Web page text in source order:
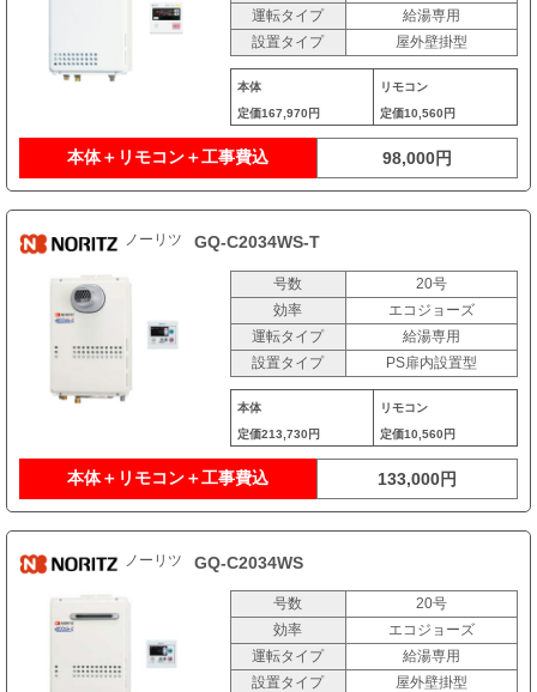
運転タイプ
給湯専用
設置タイプ
屋外壁掛型
本体
定価167,970円
リモコン
定価10,560円
本体＋リモコン＋工事費込 98,000円
ノーリツ GQ-C2034WS-T
号数
20号
効率
エコジョーズ
運転タイプ
給湯専用
設置タイプ
PS扉内設置型
本体
定価213,730円
リモコン
定価10,560円
本体＋リモコン＋工事費込 133,000円
ノーリツ GQ-C2034WS
号数
20号
効率
エコジョーズ
運転タイプ
給湯専用
設置タイプ
屋外壁掛型